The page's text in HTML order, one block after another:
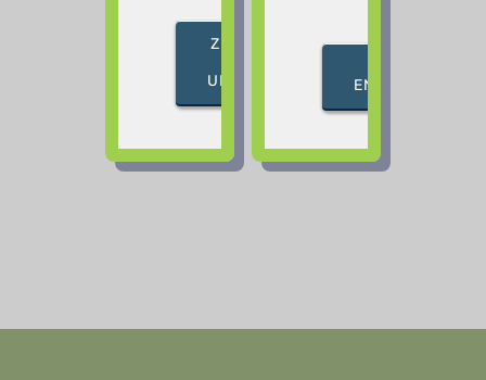
ZUM NATUR-
UMWELTPFAD